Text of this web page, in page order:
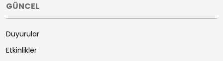
GÜNCEL
Duyurular
Etkinlikler